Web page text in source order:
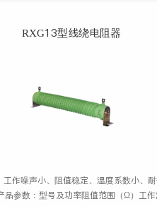
RXG13型线绕电阻器
工作噪声小、阻值稳定、温度系数小、
品参数：型号及功率阻值范围（Ω）工